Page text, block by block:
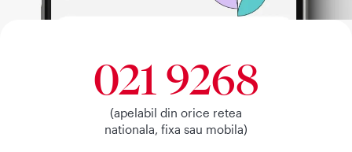
021 9268
(apelabil din orice retea
nationala, fixa sau mobila)